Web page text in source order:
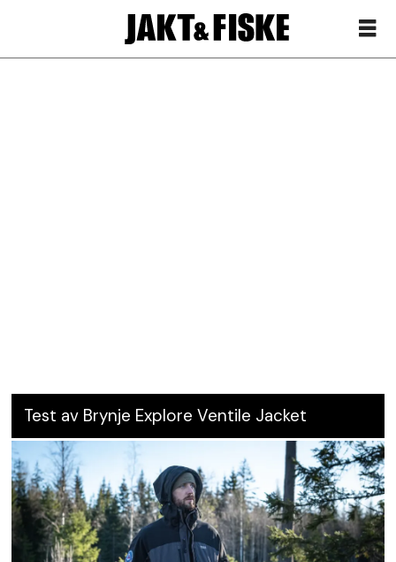
Test av Brynje Explore Ventile Jacket